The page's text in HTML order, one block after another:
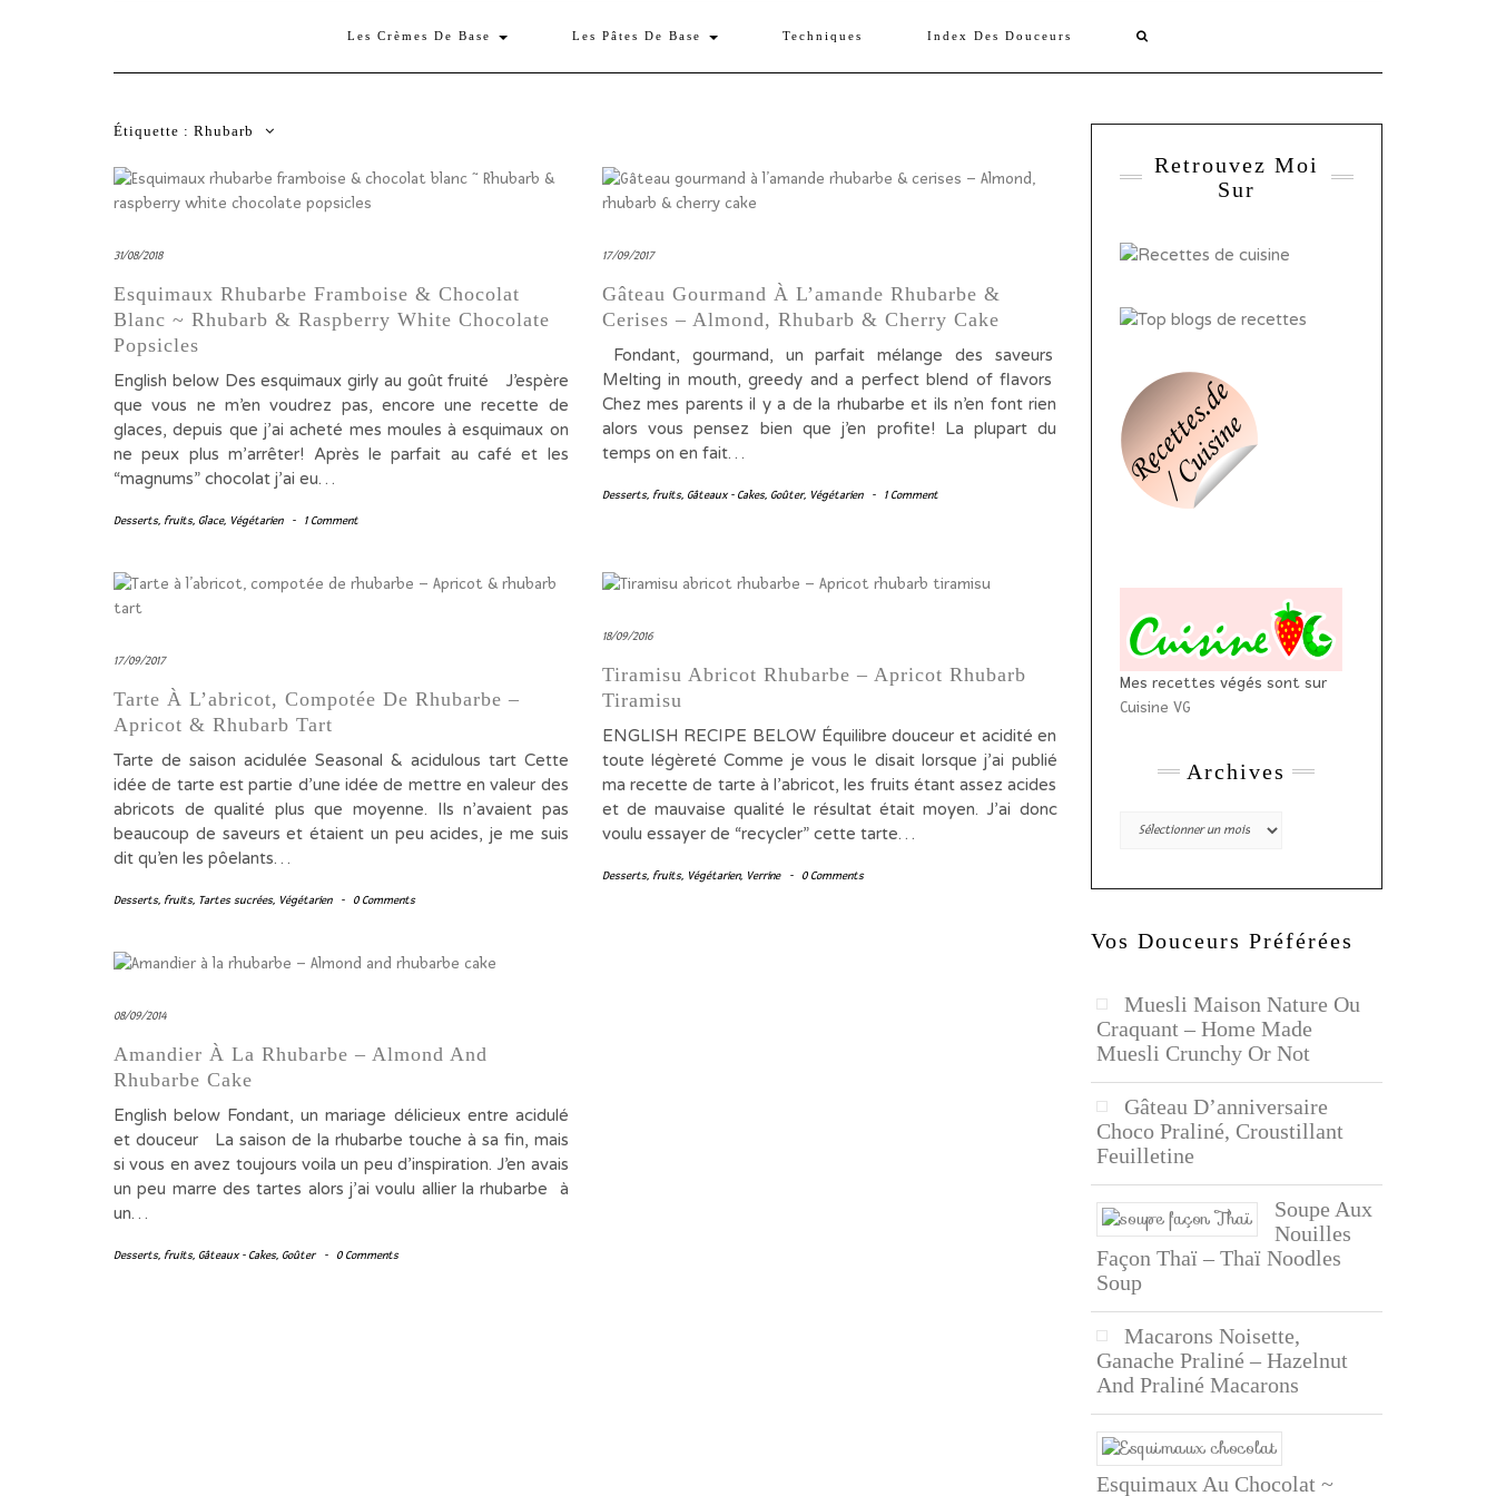
Les Crèmes De Base Les Pâtes De Base Techniques Index Des Douceurs
Étiquette : Rhubarb
31/08/2018
Esquimaux Rhubarbe Framboise & Chocolat
Blanc ~ Rhubarb & Raspberry White Chocolate
Popsicles
English below Des esquimaux girly au goût fruité J’espère
que vous ne m’en voudrez pas, encore une recette de
glaces, depuis que j’ai acheté mes moules à esquimaux on
ne peux plus m’arrêter! Après le parfait au café et les
“magnums” chocolat j’ai eu…
Desserts, fruits, Glace, Végétarien - 1 Comment
17/09/2017
Gâteau Gourmand À L’amande Rhubarbe &
Cerises – Almond, Rhubarb & Cherry Cake
Fondant, gourmand, un parfait mélange des saveurs
Melting in mouth, greedy and a perfect blend of flavors
Chez mes parents il y a de la rhubarbe et ils n’en font rien
alors vous pensez bien que j’en profite! La plupart du
temps on en fait…
Desserts, fruits, Gâteaux - Cakes, Goûter, Végétarien - 1 Comment
17/09/2017
Tarte À L’abricot, Compotée De Rhubarbe –
Apricot & Rhubarb Tart
Tarte de saison acidulée Seasonal & acidulous tart Cette
idée de tarte est partie d’une idée de mettre en valeur des
abricots de qualité plus que moyenne. Ils n’avaient pas
beaucoup de saveurs et étaient un peu acides, je me suis
dit qu’en les pôelants…
Desserts, fruits, Tartes sucrées, Végétarien - 0 Comments
18/09/2016
Tiramisu Abricot Rhubarbe – Apricot Rhubarb
Tiramisu
ENGLISH RECIPE BELOW Équilibre douceur et acidité en
toute légèreté Comme je vous le disait lorsque j’ai publié
ma recette de tarte à l’abricot, les fruits étant assez acides
et de mauvaise qualité le résultat était moyen. J’ai donc
voulu essayer de “recycler” cette tarte…
Desserts, fruits, Végétarien, Verrine - 0 Comments
08/09/2014
Amandier À La Rhubarbe – Almond And
Rhubarbe Cake
English below Fondant, un mariage délicieux entre acidulé
et douceur La saison de la rhubarbe touche à sa fin, mais
si vous en avez toujours voila un peu d’inspiration. J’en avais
un peu marre des tartes alors j’ai voulu allier la rhubarbe à
un…
Desserts, fruits, Gâteaux - Cakes, Goûter - 0 Comments
Retrouvez Moi
Sur
Mes recettes végés sont sur
Cuisine VG
Archives
Archives
Vos Douceurs Préférées
Muesli Maison Nature Ou
Craquant – Home Made
Muesli Crunchy Or Not
Gâteau D’anniversaire
Choco Praliné, Croustillant
Feuilletine
Soupe Aux
Nouilles
Façon Thaï – Thaï Noodles
Soup
Macarons Noisette,
Ganache Praliné – Hazelnut
And Praliné Macarons
Esquimaux Au Chocolat ~